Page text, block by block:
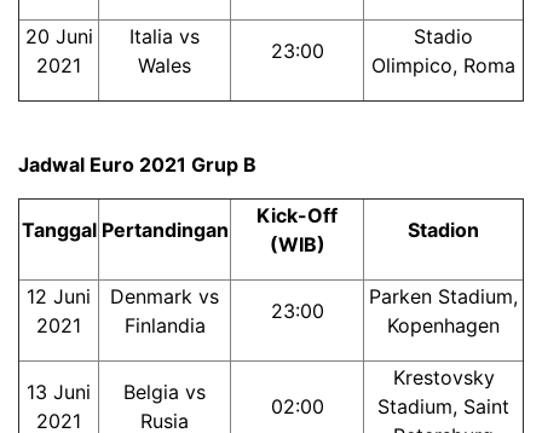
20 Juni
2021
Italia vs
Wales
23:00
Stadio
Olimpico, Roma
Jadwal Euro 2021 Grup B
Tanggal Pertandingan
Kick-Off
(WIB)
Stadion
12 Juni
2021
Denmark vs
Finlandia
23:00
Parken Stadium,
Kopenhagen
13 Juni
2021
Belgia vs
Rusia
02:00
Krestovsky
Stadium, Saint